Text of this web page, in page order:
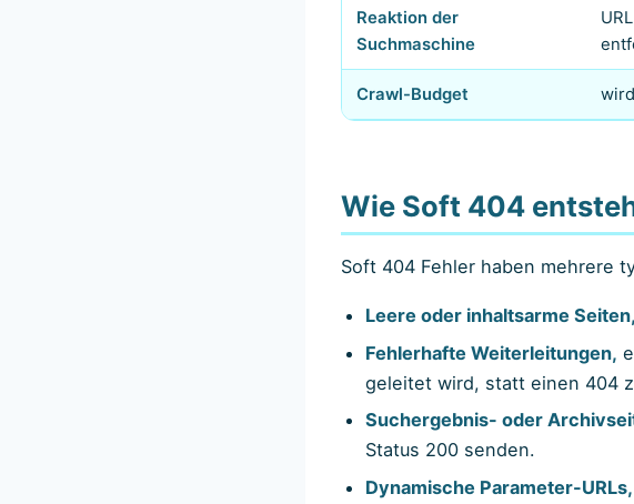
Reaktion der
Suchmaschine
Crawl-Budget
Wie Soft 404
Soft 404 Fehler haben mehrere
Leere oder inhaltsarme Seiten,
Fehlerhafte Weiterleitungen,
geleitet wird, statt einen 404
Suchergebnis- oder
Status 200 senden.
Dynamische Parameter-URLs,